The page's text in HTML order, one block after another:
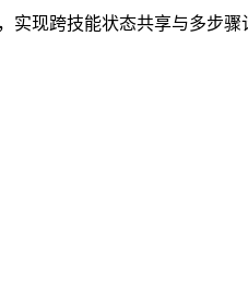
实现跨技能状态共享与多步骤